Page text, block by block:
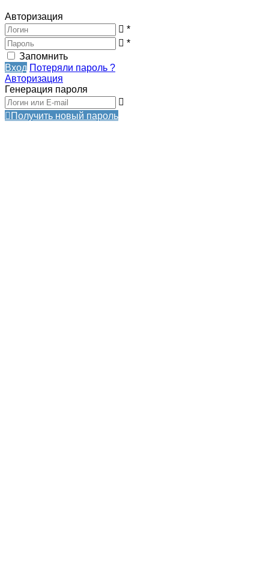
Авторизация
*
*
Запомнить
Вход Потеряли пароль ?
Авторизация
Генерация пароля
Получить новый пароль